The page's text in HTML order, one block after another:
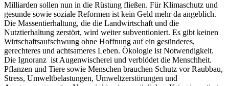
Milliarden sollen nun in die Rüstung fließen. Für Klimaschutz und
gesunde sowie soziale Reformen ist kein Geld mehr da angeblich.
Die Massentierhaltung, die die Landwirtschaft und die
Nutztierhaltung zerstört, wird weiter subventioniert. Es gibt keinen
Wirtschaftsaufschwung ohne Hoffnung auf ein gesünderes,
gerechteres und achtsameres Leben. Ökologie ist Notwendigkeit.
Die Ignoranz ist Augenwischerei und verblödet die Menschheit.
Pflanzen und Tiere sowie Menschen brauchen Schutz vor Raubbau,
Stress, Umweltbelastungen, Umweltzerstörungen und